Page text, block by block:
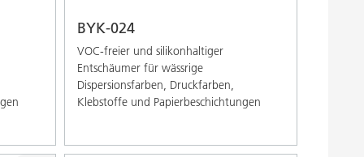
BYK-024
VOC-freier und silikonhaltiger
Entschäumer für wässrige
Dispersionsfarben, Druckfarben,
Klebstoffe und Papierbeschichtungen